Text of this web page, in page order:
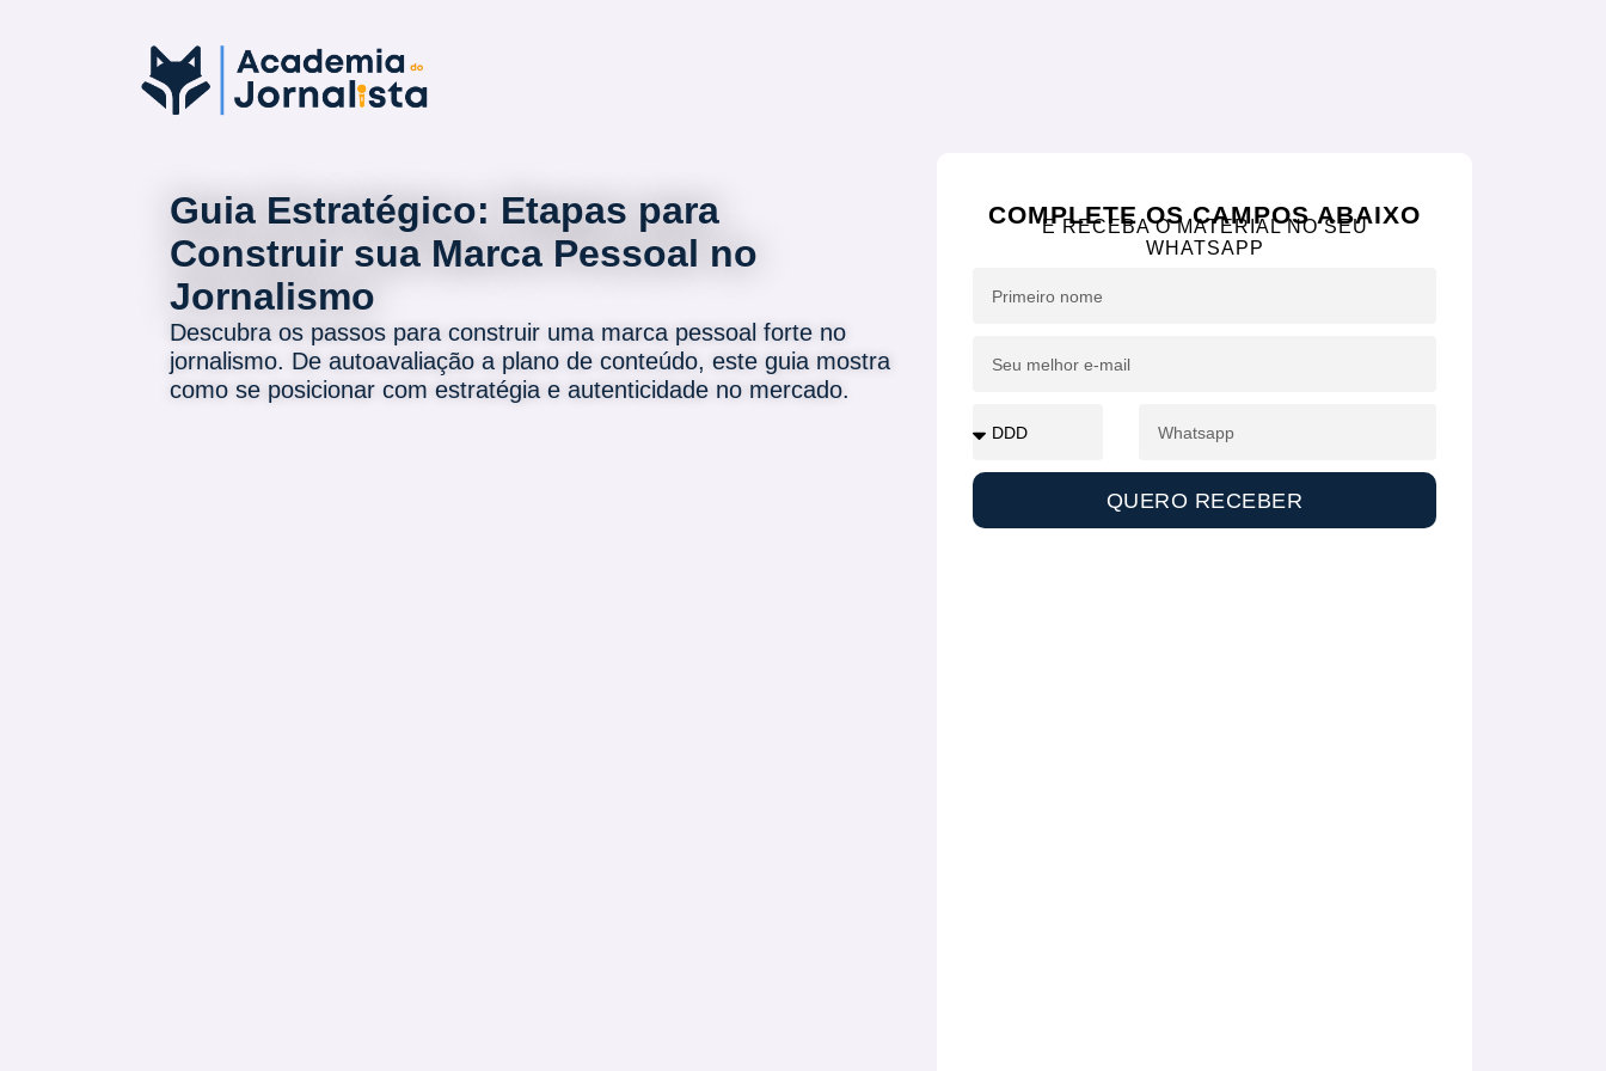
Guia Estratégico: Etapas para
Construir sua Marca Pessoal no
Jornalismo
Descubra os passos para construir uma marca pessoal forte no
jornalismo. De autoavaliação a plano de conteúdo, este guia mostra
como se posicionar com estratégia e autenticidade no mercado.
COMPLETE OS CAMPOS ABAIXO
E RECEBA O MATERIAL NO SEU
WHATSAPP
QUERO RECEBER